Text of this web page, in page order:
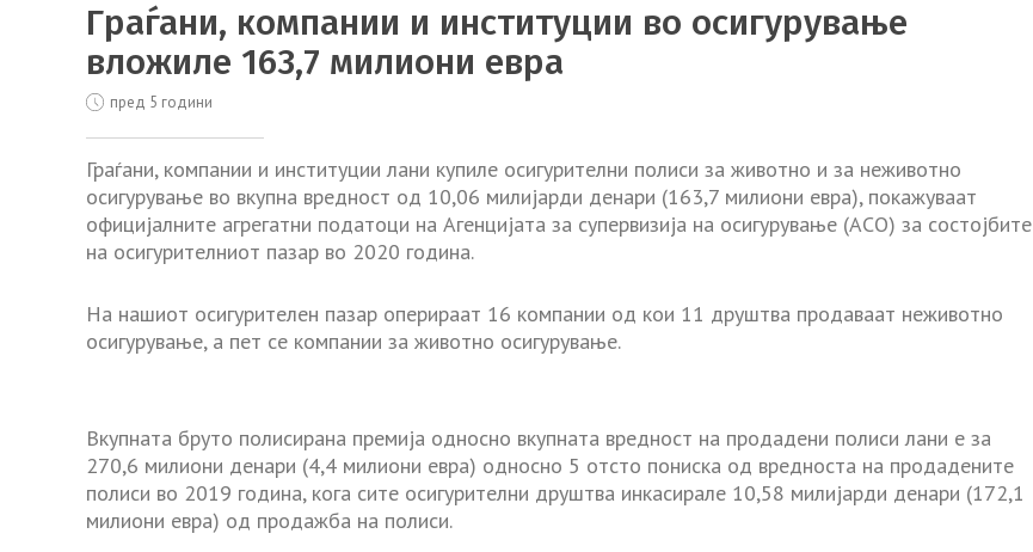
Граѓани, компании и институции во осигурување
вложиле 163,7 милиони евра
пред 5 години
Граѓани, компании и институции лани купиле осигурителни полиси за животно и за неживотно
осигурување во вкупна вредност од 10,06 милијарди денари (163,7 милиони евра), покажуваат
официјалните агрегатни податоци на Агенцијата за супервизија на осигурување (АСО) за состојбите
на осигурителниот пазар во 2020 година.
На нашиот осигурителен пазар оперираат 16 компании од кои 11 друштва продаваат неживотно
осигурување, а пет се компании за животно осигурување.
Вкупната бруто полисирана премија односно вкупната вредност на продадени полиси лани е за
270,6 милиони денари (4,4 милиони евра) односно 5 отсто пониска од вредноста на продадените
полиси во 2019 година, кога сите осигурителни друштва инкасирале 10,58 милијарди денари (172,1
милиони евра) од продажба на полиси.